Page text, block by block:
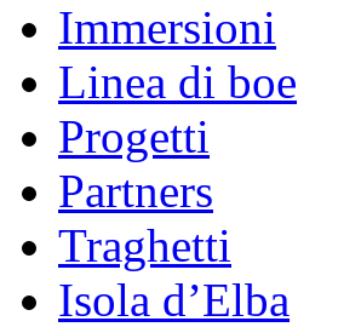
Immersioni
Linea di boe
Progetti
Partners
Traghetti
Isola d’Elba